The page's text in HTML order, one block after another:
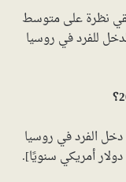
نظرة على متوسط
للفرد في روسيا
دخل الفرد في روسيا